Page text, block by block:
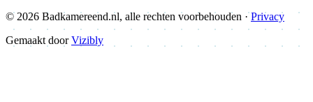
© 2026 Badkamereend.nl, alle rechten voorbehouden · Privacy
Gemaakt door Vizibly